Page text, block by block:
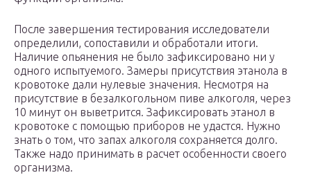
После завершения тестирования исследователи
определили, сопоставили и обработали итоги.
Наличие опьянения не было зафиксировано ни у
одного испытуемого. Замеры присутствия этанола в
кровотоке дали нулевые значения. Несмотря на
присутствие в безалкогольном пиве алкоголя, через
10 минут он выветрится. Зафиксировать этанол в
кровотоке с помощью приборов не удастся. Нужно
знать о том, что запах алкоголя сохраняется долго.
Также надо принимать в расчет особенности своего
организма.